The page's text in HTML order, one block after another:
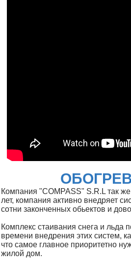
Компания "COMPASS" S.R.L так
лет, компания активно внедряет
сотни законченных обьектов и
Комплекс стаивания снега и льда
времени внедрения этих систем,
что самое главное приоритетно
жилой дом.